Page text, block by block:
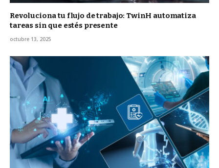
Revoluciona tu flujo de trabajo: TwinH automatiza
tareas sin que estés presente
octubre 13, 2025